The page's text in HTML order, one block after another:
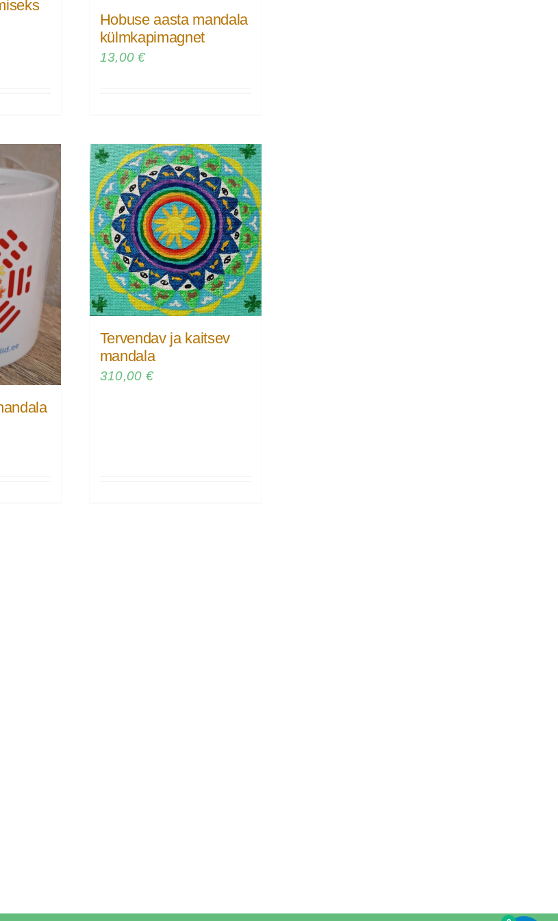
Hobuse aasta mandala
külmkapimagnet
13,00€
Tervendav ja kaitsev
mandala
310,00 €